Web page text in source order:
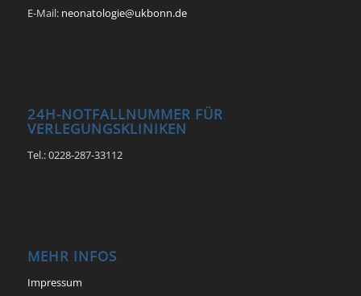
E-Mail: neonatologie@ukbonn.de
24H-NOTFALLNUMMER FÜR
VERLEGUNGSKLINIKEN
Tel.: 0228-287-33112
MEHR INFOS
Impressum